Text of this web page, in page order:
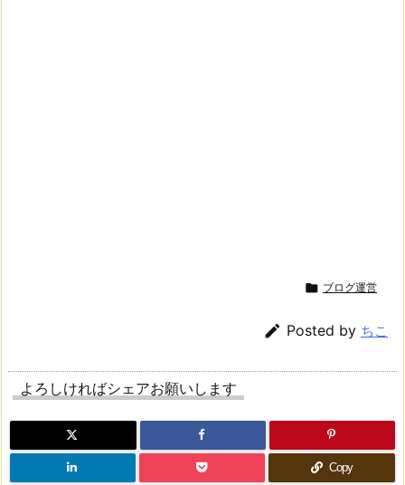
 ブログ運営
 Posted by ちこ
よろしければシェアお願いします
Copy